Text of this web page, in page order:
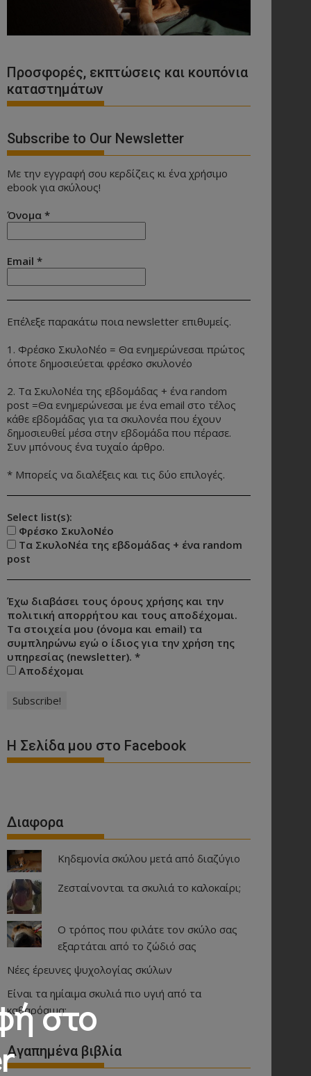
Προσφορές, εκπτώσεις και κουπόνια
καταστημάτων
Subscribe to Our Newsletter
Με την εγγραφή σου κερδίζεις κι ένα χρήσιμο
ebook για σκύλους!
Όνομα *
Email *
Επέλεξε παρακάτω ποια newsletter επιθυμείς.
1. Φρέσκο ΣκυλοΝέο = Θα ενημερώνεσαι πρώτος
όποτε δημοσιεύεται φρέσκο σκυλονέο
2. Τα ΣκυλοΝέα της εβδομάδας + ένα random
post =Θα ενημερώνεσαι με ένα email στο τέλος
κάθε εβδομάδας για τα σκυλονέα που έχουν
δημοσιευθεί μέσα στην εβδομάδα που πέρασε.
Συν μπόνους ένα τυχαίο άρθρο.
* Μπορείς να διαλέξεις και τις δύο επιλογές.
Select list(s):
Φρέσκο ΣκυλοΝέο
Τα ΣκυλοΝέα της εβδομάδας + ένα random
post
Έχω διαβάσει τους όρους χρήσης και την
πολιτική απορρήτου και τους αποδέχομαι.
Τα στοιχεία μου (όνομα και email) τα
συμπληρώνω εγώ ο ίδιος για την χρήση της
υπηρεσίας (newsletter). *
Αποδέχομαι
Η Σελίδα μου στο Facebook
Διαφορα
Κηδεμονία σκύλου μετά από διαζύγιο
Ζεσταίνονται τα σκυλιά το καλοκαίρι;
Ο τρόπος που φιλάτε τον σκύλο σας
εξαρτάται από το ζώδιό σας
Νέες έρευνες ψυχολογίας σκύλων
Είναι τα ημίαιμα σκυλιά πιο υγιή από τα
καθαρόαιμα;
Αγαπημένα βιβλία
στο